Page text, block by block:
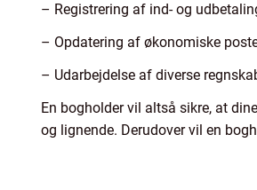
– Registrering af ind- og
– Opdatering af økonomiske
– Udarbejdelse af diverse
En bogholder vil altså sikre, at
og lignende. Derudover vil en